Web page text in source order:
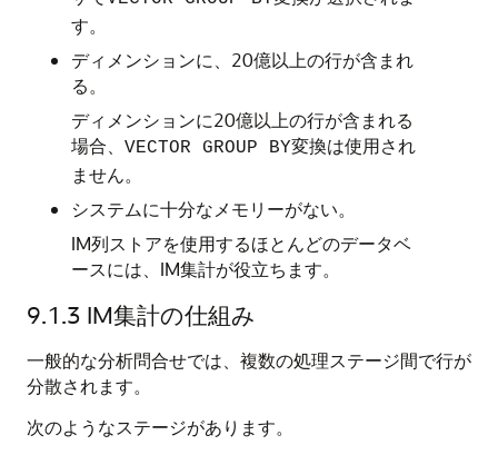
す。
ディメンションに、20億以上の行が含まれ
る。
ディメンションに20億以上の行が含まれる
場合、 VECTOR GROUP BY変換は使用され
ません。
システムに十分なメモリーがない。
IM列ストアを使用するほとんどのデータベ
ースには、IM集計が役立ちます。
9.1.3 IM集計の仕組み
一般的な分析問合せでは、複数の処理ステージ間で行が
分散されます。
次のようなステージがあります。